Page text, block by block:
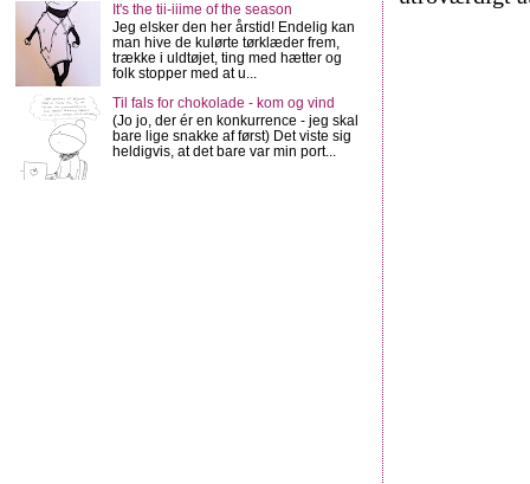
It's the tii-iiime of the season
Jeg elsker den her årstid! Endelig kan
man hive de kulørte tørklæder frem,
trække i uldtøjet, ting med hætter og
folk stopper med at u...
Til fals for chokolade - kom og vind
(Jo jo, der ér en konkurrence - jeg skal
bare lige snakke af først) Det viste sig
heldigvis, at det bare var min port...